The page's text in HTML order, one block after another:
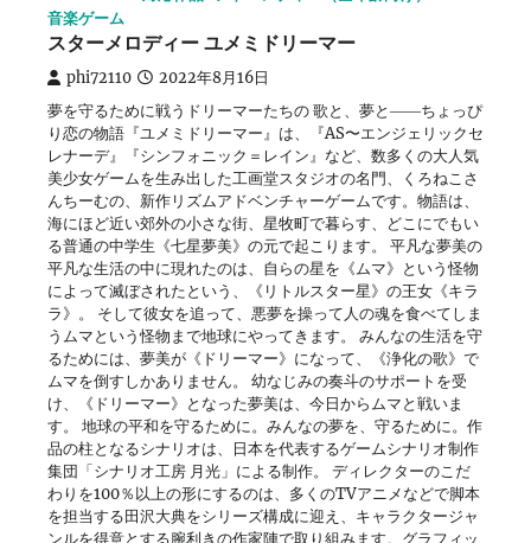
音楽ゲーム
スターメロディー ユメミドリーマー
phi72110 2022年8月16日
夢を守るために戦うドリーマーたちの 歌と、夢と――ちょっぴ
り恋の物語『ユメミドリーマー』は、『AS〜エンジェリックセ
レナーデ』『シンフォニック＝レイン』など、数多くの大人気
美少女ゲームを生み出した工画堂スタジオの名門、くろねこさ
んちーむの、新作リズムアドベンチャーゲームです。物語は、
海にほど近い郊外の小さな街、星牧町で暮らす、どこにでもい
る普通の中学生《七星夢美》の元で起こります。 平凡な夢美の
平凡な生活の中に現れたのは、自らの星を《ムマ》という怪物
によって滅ぼされたという、《リトルスター星》の王女《キラ
ラ》。 そして彼女を追って、悪夢を操って人の魂を食べてしま
うムマという怪物まで地球にやってきます。 みんなの生活を守
るためには、夢美が《ドリーマー》になって、《浄化の歌》で
ムマを倒すしかありません。 幼なじみの奏斗のサポートを受
け、《ドリーマー》となった夢美は、今日からムマと戦いま
す。 地球の平和を守るために。みんなの夢を、守るために。作
品の柱となるシナリオは、日本を代表するゲームシナリオ制作
集団「シナリオ工房 月光」による制作。 ディレクターのこだ
わりを100％以上の形にするのは、多くのTVアニメなどで脚本
を担当する田沢大典をシリーズ構成に迎え、キャラクタージャ
ンルを得意とする腕利きの作家陣で取り組みます。グラフィッ